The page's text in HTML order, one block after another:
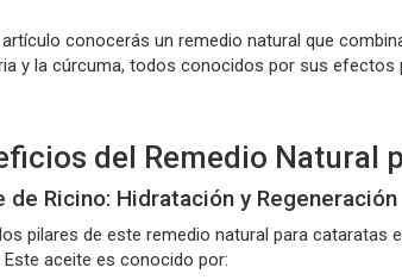
artículo conocerás un remedio natural que
y la cúrcuma, todos conocidos por sus efectos
del Remedio Natural
de Ricino: Hidratación y Regeneración
pilares de este remedio natural para cataratas
Este aceite es conocido por: